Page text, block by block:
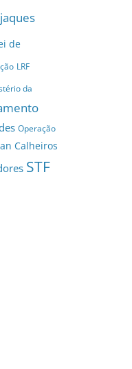
jaques
de
LRF
da
Operação
Calheiros
STF